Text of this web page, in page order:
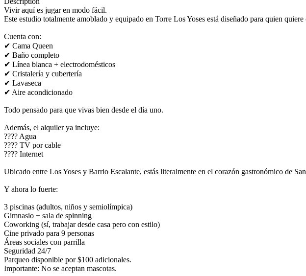
Vivir aquí es jugar en modo fácil.
Este estudio totalmente amoblado y equipado en Torre Los Yoses está diseñado para quien
Cuenta con:
✔ Cama Queen
✔ Baño completo
✔ Línea blanca + electrodomésticos
✔ Cristalería y cubertería
✔ Lavaseca
✔ Aire acondicionado
Todo pensado para que vivas bien desde el día uno.
Además, el alquiler ya incluye:
???? Agua
???? TV por cable
???? Internet
Ubicado entre Los Yoses y Barrio Escalante, estás literalmente en el corazón gastronómico de
Y ahora lo fuerte:
3 piscinas (adultos, niños y semiolímpica)
Gimnasio + sala de spinning
Coworking (sí, trabajar desde casa pero con estilo)
Cine privado para 9 personas
Áreas sociales con parrilla
Seguridad 24/7
Parqueo disponible por $100 adicionales.
Importante: No se aceptan mascotas.